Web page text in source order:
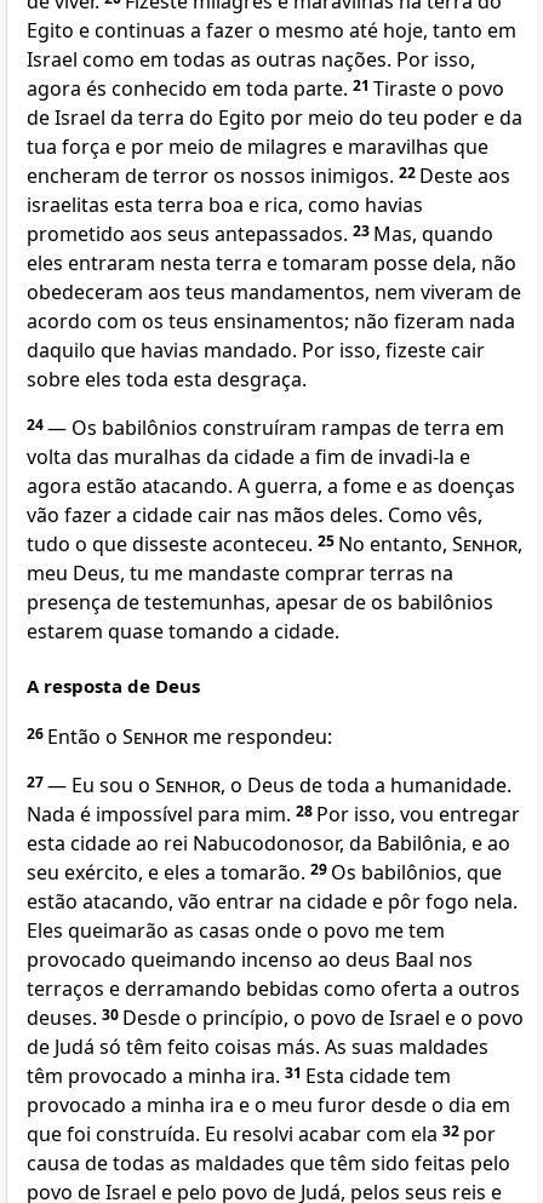
Egito e continuas a fazer o mesmo até hoje, tanto em
Israel como em todas as outras nações. Por isso,
agora és conhecido em toda parte. 21 Tiraste o povo
de Israel da terra do Egito por meio do teu poder e da
tua força e por meio de milagres e maravilhas que
encheram de terror os nossos inimigos. 22 Deste aos
israelitas esta terra boa e rica, como havias
prometido aos seus antepassados. 23 Mas, quando
eles entraram nesta terra e tomaram posse dela, não
obedeceram aos teus mandamentos, nem viveram de
acordo com os teus ensinamentos; não fizeram nada
daquilo que havias mandado. Por isso, fizeste cair
sobre eles toda esta desgraça.
24— Os babilônios construíram rampas de terra em
volta das muralhas da cidade a fim de invadi-la e
agora estão atacando. A guerra, a fome e as doenças
vão fazer a cidade cair nas mãos deles. Como vês,
tudo o que disseste aconteceu. 25 No entanto, Senhor,
meu Deus, tu me mandaste comprar terras na
presença de testemunhas, apesar de os babilônios
estarem quase tomando a cidade.
A resposta de Deus
26 Então o Senhor me respondeu:
27— Eu sou o Senhor, o Deus de toda a humanidade.
Nada é impossível para mim. 28 Por isso, vou entregar
esta cidade ao rei Nabucodonosor, da Babilônia, e ao
seu exército, e eles a tomarão. 29 Os babilônios, que
estão atacando, vão entrar na cidade e pôr fogo nela.
Eles queimarão as casas onde o povo me tem
provocado queimando incenso ao deus Baal nos
terraços e derramando bebidas como oferta a outros
deuses. 30 Desde o princípio, o povo de Israel e o povo
de Judá só têm feito coisas más. As suas maldades
têm provocado a minha ira. 31 Esta cidade tem
provocado a minha ira e o meu furor desde o dia em
que foi construída. Eu resolvi acabar com ela 32 por
causa de todas as maldades que têm sido feitas pelo
povo de Israel e pelo povo de Judá, pelos seus reis e